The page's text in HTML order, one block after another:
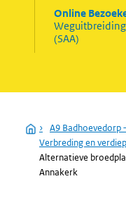
Online
Weguitbreiding
(SAA)
Home
› A9 Badhoevedorp
Verbreding en
Alternatieve
Annakerk